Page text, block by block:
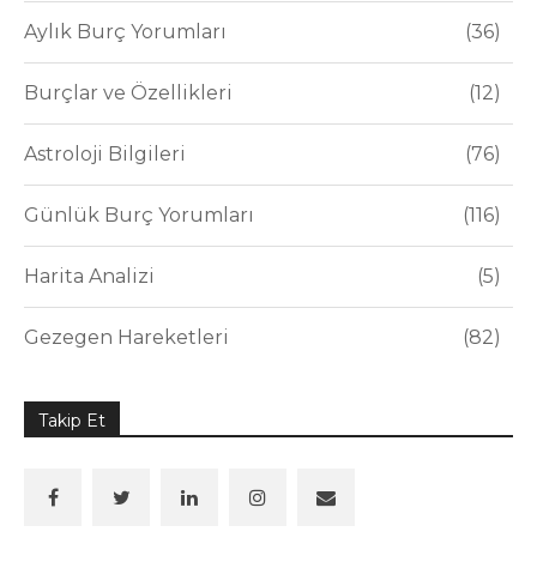
Aylık Burç Yorumları 36
Burçlar ve Özellikleri 12
Astroloji Bilgileri 76
Günlük Burç Yorumları 116
Harita Analizi 5
Gezegen Hareketleri 82
Takip Et